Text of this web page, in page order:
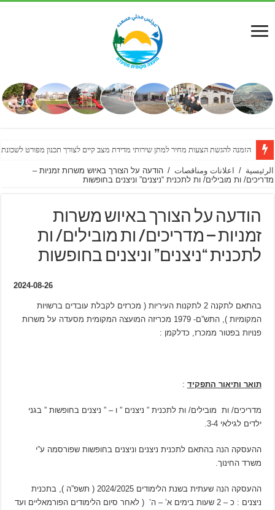
הזמנה להגשת הצעות מחיר למתן שירותי מדידת מצב קיים לצורך תכנון מפורט
الرئيسية / اعلانات ومناقصات / הודעה על הצורך באיוש משרות זמניות –
מדריכים/ ות מובילים/ ות לתכנית “ניצנים” וניצנים בחופשות
הודעה על הצורך באיוש משרות
זמניות – מדריכים/ ות מובילים/ ות
לתכנית “ניצנים” וניצנים בחופשות
2024-08-26
בהתאם לתקנה 2 לתקנות העיריות ( מכרזים לקבלת עובדים ברשויות
המקומיות ), התש”ם- 1979 מכריזה המועצה המקומית מסעדה על משרות
פנויות בפטור ממכרז, כדלקמן :
תואר ותיאור התפקיד :
מדריכים/ ות מובילים/ ות לתכנית ” ניצנים ” ו – ” ניצנים בחופשות ” בגני
ילדים לגילאי 3-4.
ההעסקה הנה בהתאם לתכנית ניצנים וניצנים בחופשות שפורסמה ע”י
משרד החינוך.
ההעסקה הנה שעתית בשנת הלימודים 2024/2025 ( תשפ”ה ), בתכנית
ניצנים : כ – 2 שעות בימים א’ – ה’ ( לאחר סיום הלימודים הפורמאליים ועד